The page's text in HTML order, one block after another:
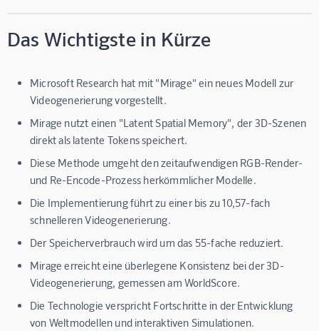
Das Wichtigste in Kürze
Microsoft Research hat mit "Mirage" ein neues Modell zur
Videogenerierung vorgestellt.
Mirage nutzt einen "Latent Spatial Memory", der 3D-Szenen
direkt als latente Tokens speichert.
Diese Methode umgeht den zeitaufwendigen RGB-Render-
und Re-Encode-Prozess herkömmlicher Modelle.
Die Implementierung führt zu einer bis zu 10,57-fach
schnelleren Videogenerierung.
Der Speicherverbrauch wird um das 55-fache reduziert.
Mirage erreicht eine überlegene Konsistenz bei der 3D-
Videogenerierung, gemessen am WorldScore.
Die Technologie verspricht Fortschritte in der Entwicklung
von Weltmodellen und interaktiven Simulationen.